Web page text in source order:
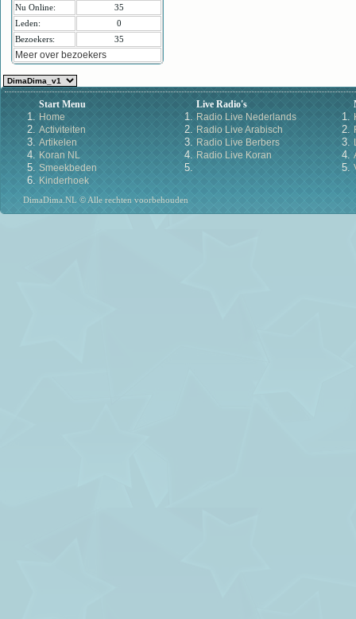
Nu Online:
35
Leden:
0
Bezoekers:
35
Meer over bezoekers
Start Menu
Home
Activiteiten
Artikelen
Koran NL
Smeekbeden
Kinderhoek
Live Radio's
Radio Live Nederlands
Radio Live Arabisch
Radio Live Berbers
Radio Live Koran
DimaDima.NL © Alle rechten voorbehouden